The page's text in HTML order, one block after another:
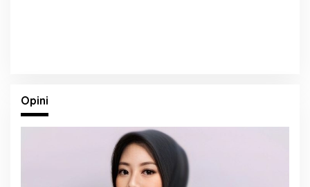
Opini